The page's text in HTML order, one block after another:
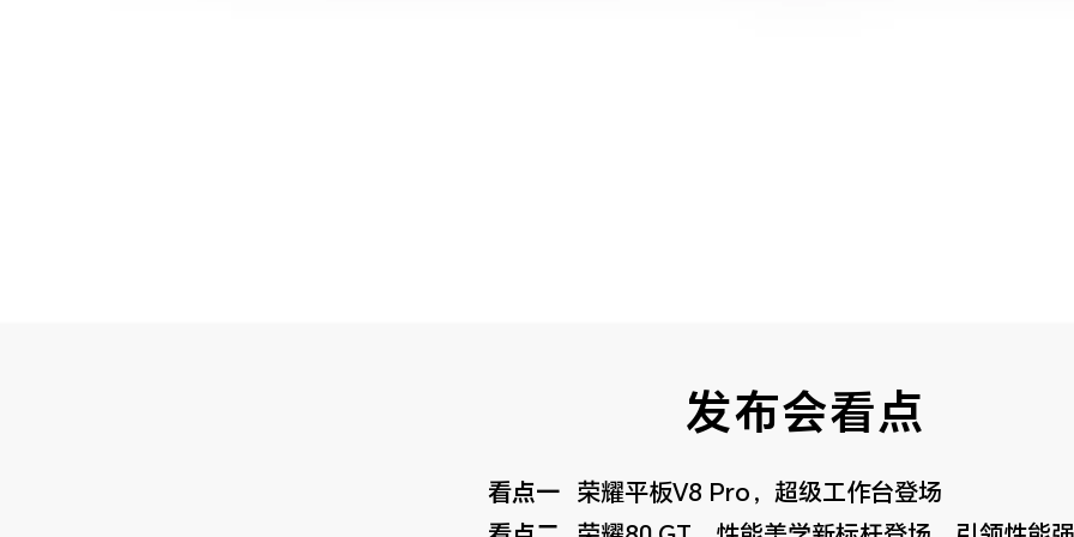
发布会看点
看点一
荣耀平板V8 Pro，超级工作台登场